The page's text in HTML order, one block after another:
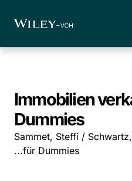
Immobilien
Dummies
Sammet, Steffi /
...für Dummies